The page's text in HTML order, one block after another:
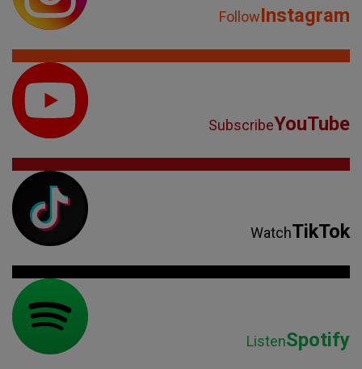
FollowInstagram
SubscribeYouTube
WatchTikTok
ListenSpotify